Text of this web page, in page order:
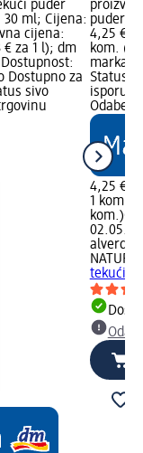
puder
30 ml; Cijena:
cijena:
€ za 1 l); dm
Dostupno za
sivo
puder,
4,25 €;
kom.
marka
Status
Odaberi
4,25 €
1 kom.
kom.)
alverde
tekući